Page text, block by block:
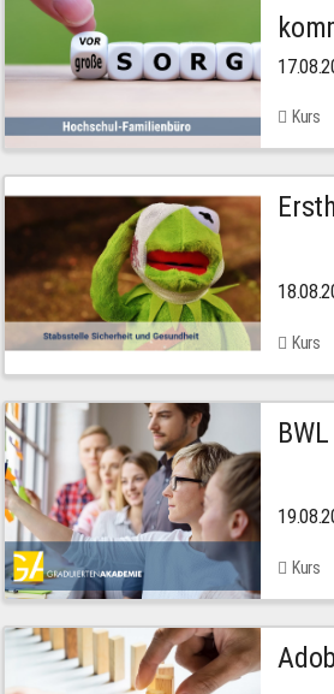
Kurs
Kurs
Kurs